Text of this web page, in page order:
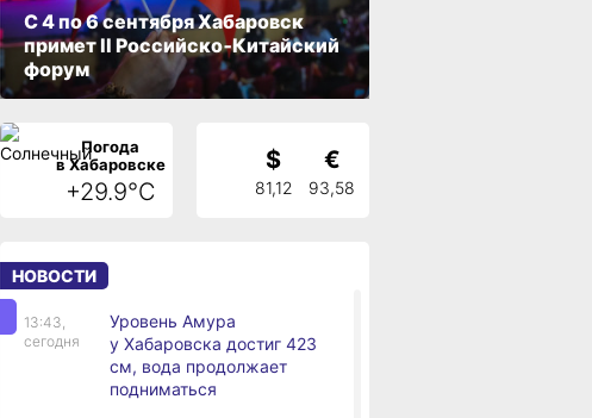
С 4 по 6 сентября Хабаровск
примет II Российско‑Китайский
форум
Погода
в Хабаровске
+29.9°C
$
81,12
€
93,58
НОВОСТИ
13:43,
сегодня
Уровень Амура
у Хабаровска достиг 423
см, вода продолжает
подниматься